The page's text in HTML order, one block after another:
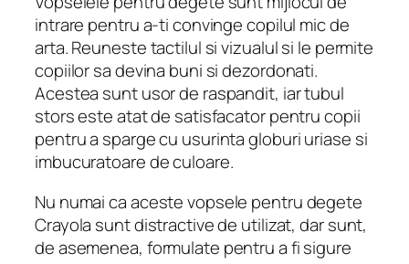
intrare pentru a-ti convinge copilul mic de
arta. Reuneste tactilul si vizualul si le permite
copiilor sa devina buni si dezordonati.
Acestea sunt usor de raspandit, iar tubul
stors este atat de satisfacator pentru copii
pentru a sparge cu usurinta globuri uriase si
imbucuratoare de culoare.
Nu numai ca aceste vopsele pentru degete
Crayola sunt distractive de utilizat, dar sunt,
de asemenea, formulate pentru a fi sigure